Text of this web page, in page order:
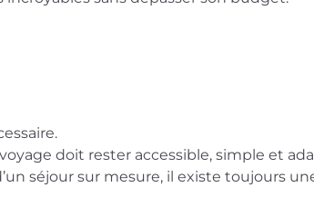
doit rester accessible, simple et
séjour sur mesure, il existe toujours